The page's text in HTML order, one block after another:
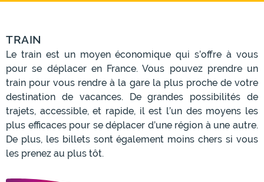
TRAIN
Le train est un moyen économique qui s’offre à vous
pour se déplacer en France. Vous pouvez prendre un
train pour vous rendre à la gare la plus proche de votre
destination de vacances. De grandes possibilités de
trajets, accessible, et rapide, il est l’un des moyens les
plus efficaces pour se déplacer d’une région à une autre.
De plus, les billets sont également moins chers si vous
les prenez au plus tôt.